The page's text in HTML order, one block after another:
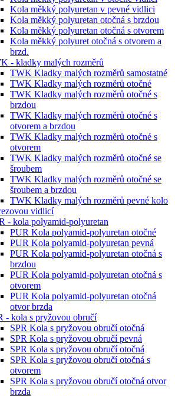
Kola měkký polyuretan v pevné vidlici
Kola měkký polyuretan otočná s brzdou
Kola měkký polyuretan otočná s otvorem
Kola měkký polyuret otočná s otvorem a
brzd.
- kladky malých rozměrů
TWK Kladky malých rozměrů samostatné
TWK Kladky malých rozměrů otočné
TWK Kladky malých rozměrů otočné s
brzdou
TWK Kladky malých rozměrů otočné s
otvorem a brzdou
TWK Kladky malých rozměrů otočné s
otvorem
TWK Kladky malých rozměrů otočné se
šroubem
TWK Kladky malých rozměrů otočné se
šroubem a brzdou
TWK Kladky malých rozměrů pevné kolo
vidlicí
- kola polyamid-polyuretan
PUR Kola polyamid-polyuretan otočné
PUR Kola polyamid-polyuretan pevná
PUR Kola polyamid-polyuretan otočná s
brzdou
PUR Kola polyamid-polyuretan otočná s
otvorem
PUR Kola polyamid-polyuretan otočná
otvor brzda
- kola s pryžovou obručí
SPR Kola s pryžovou obručí otočná
SPR Kola s pryžovou obručí pevná
SPR Kola s pryžovou obručí otočná
SPR Kola s pryžovou obručí otočná s
otvorem
SPR Kola s pryžovou obručí otočná otvor
brzda